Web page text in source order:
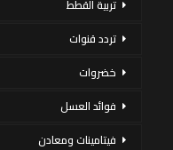
تربية القطط
تردد قنوات
خضروات
فوائد العسل
فيتامينات ومعادن